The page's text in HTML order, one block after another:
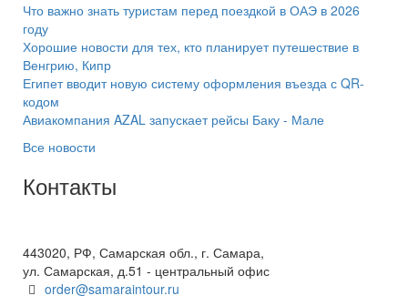
Что важно знать туристам перед поездкой в ОАЭ в 2026
году
Хорошие новости для тех, кто планирует путешествие в
Венгрию, Кипр
Египет вводит новую систему оформления въезда с QR-
кодом
Авиакомпания AZAL запускает рейсы Баку - Мале
Все новости
Контакты
443020, РФ, Самарская обл., г. Самара,
ул. Самарская, д.51 - центральный офис
order@samaraintour.ru